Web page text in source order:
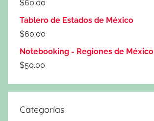
$60.00
Tablero de Estados de México
$60.00
Notebooking - Regiones de México
$50.00
Categorías